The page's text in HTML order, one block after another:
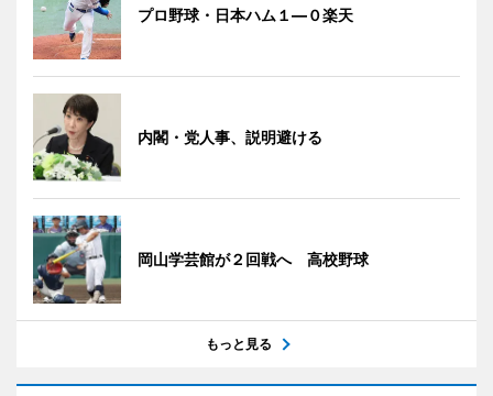
プロ野球・日本ハム１―０楽天
内閣・党人事、説明避ける
岡山学芸館が２回戦へ 高校野球
もっと見る